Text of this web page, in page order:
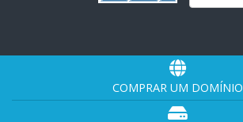
COMPRAR UM DOMÍNIO